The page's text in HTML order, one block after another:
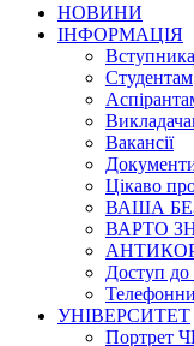
НОВИНИ
ІНФОРМАЦІЯ
Студентам
Вакансії
Цікаво
ВАША
ВАРТО
Доступ до
УНІВЕРСИТЕТ
Портрет